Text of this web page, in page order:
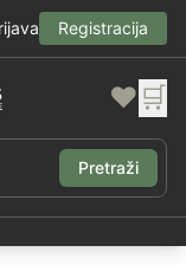
Registracija
❤️ 🛒
Pretraži